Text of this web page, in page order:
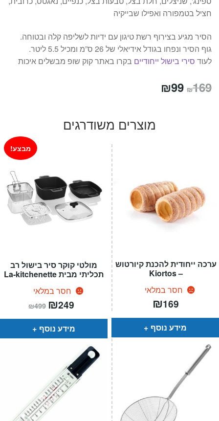
חציל בטמפורה ואפילו שבייקיה
הסיר מגיע בצירוף רשת טיגון עם ידיות לשליפה קלה ובטוחה.
גוף הסיר ונפחו בגודל אידיאלי של 26 ס”מ ומכיל 5.5 ליטר.
לעוד סירי בישול ייחודיים בקרו באתר קוק שופ מבשלים איכות
₪169 המחיר
₪99
הוא:
מוצרים משודרגים
מולטי קוקר סיר בישול רב
תכליתי מבית La-kitchenette
חסר במלאי
מבצע!
₪499 המחיר
המקורי
היה:
₪499.
₪249
הוא:
מידע נוסף
ערכה ייחודית להכנת קיורטוש
– Kiortos
חסר במלאי
₪169
מידע נוסף